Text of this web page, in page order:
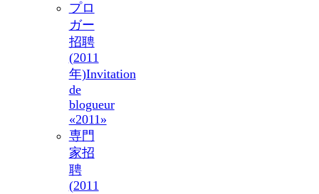
プロ
ガー
招聘
(2011
年)Invitation
de
blogueur
«2011»
専門
家招
聘
(2011